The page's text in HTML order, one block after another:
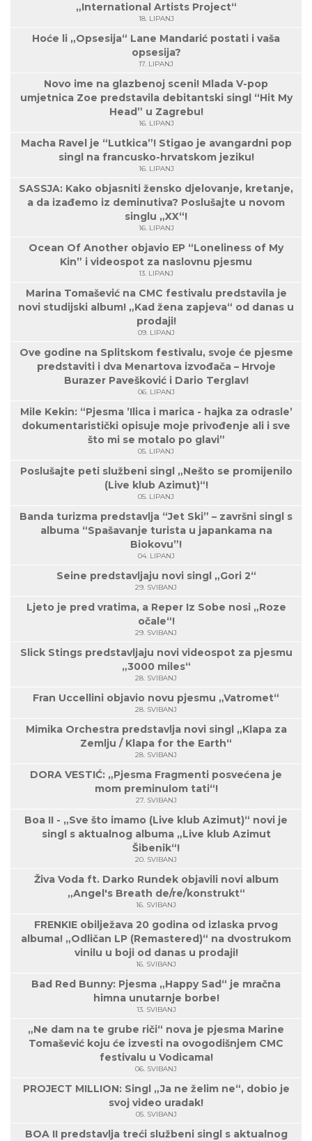
„International Artists Project“
18. LIPANJ
Hoće li „Opsesija“ Lane Mandarić postati i vaša
opsesija?
17. LIPANJ
Novo ime na glazbenoj sceni! Mlada V-pop
umjetnica Zoe predstavila debitantski singl “Hit My
Head” u Zagrebu!
16. LIPANJ
Macha Ravel je “Lutkica”! Stigao je avangardni pop
singl na francusko-hrvatskom jeziku!
16. LIPANJ
SASSJA: Kako objasniti žensko djelovanje, kretanje,
a da izađemo iz deminutiva? Poslušajte u novom
singlu „XX“!
16. LIPANJ
Ocean Of Another objavio EP “Loneliness of My
Kin” i videospot za naslovnu pjesmu
13. LIPANJ
Marina Tomašević na CMC festivalu predstavila je
novi studijski album! „Kad žena zapjeva“ od danas u
prodaji!
09. LIPANJ
Ove godine na Splitskom festivalu, svoje će pjesme
predstaviti i dva Menartova izvođača – Hrvoje
Burazer Pavešković i Dario Terglav!
06. LIPANJ
Mile Kekin: “Pjesma ’Ilica i marica - hajka za odrasle’
dokumentaristički opisuje moje privođenje ali i sve
što mi se motalo po glavi”
05. LIPANJ
Poslušajte peti službeni singl „Nešto se promijenilo
(Live klub Azimut)“!
05. LIPANJ
Banda turizma predstavlja “Jet Ski” – završni singl s
albuma “Spašavanje turista u japankama na
Biokovu”!
04. LIPANJ
Seine predstavljaju novi singl „Gori 2“
29. SVIBANJ
Ljeto je pred vratima, a Reper Iz Sobe nosi „Roze
očale“!
29. SVIBANJ
Slick Stings predstavljaju novi videospot za pjesmu
„3000 miles“
28. SVIBANJ
Fran Uccellini objavio novu pjesmu „Vatromet“
28. SVIBANJ
Mimika Orchestra predstavlja novi singl „Klapa za
Zemlju / Klapa for the Earth“
28. SVIBANJ
DORA VESTIĆ: „Pjesma Fragmenti posvećena je
mom preminulom tati“!
27. SVIBANJ
Boa II - „Sve što imamo (Live klub Azimut)“ novi je
singl s aktualnog albuma „Live klub Azimut
Šibenik“!
20. SVIBANJ
Živa Voda ft. Darko Rundek objavili novi album
„Angel's Breath de/re/konstrukt“
16. SVIBANJ
FRENKIE obilježava 20 godina od izlaska prvog
albuma! „Odličan LP (Remastered)“ na dvostrukom
vinilu u boji od danas u prodaji!
16. SVIBANJ
Bad Red Bunny: Pjesma „Happy Sad“ je mračna
himna unutarnje borbe!
13. SVIBANJ
„Ne dam na te grube riči“ nova je pjesma Marine
Tomašević koju će izvesti na ovogodišnjem CMC
festivalu u Vodicama!
06. SVIBANJ
PROJECT MILLION: Singl „Ja ne želim ne“, dobio je
svoj video uradak!
05. SVIBANJ
BOA II predstavlja treći službeni singl s aktualnog